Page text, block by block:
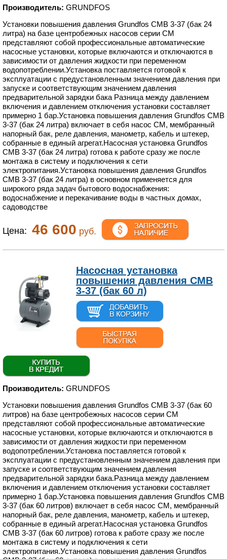
Производитель: GRUNDFOS
Установки повышения давления Grundfos CMB 3-37 (бак 24
литра) на базе центробежных насосов серии CM
представляют собой профессиональные автоматические
насосные установки, которые включаются и отключаются в
зависимости от давления жидкости при переменном
водопотреблении.Установка поставляется готовой к
эксплуатации с предустановленным значением давления при
запуске и соответствующим значением давления
предварительной зарядки бака Разница между давлением
включения и давлением отключения установки составляет
примерно 1 бар.Установка повышения давления Grundfos CMB
3-37 (бак 24 литра) включает в себя насос CM, мембранный
напорный бак, реле давления, манометр, кабель и штекер,
собранные в единый агрегат.Насосная установка Grundfos
CMB 3-37 (бак 24 литра) готова к работе сразу же после
монтажа в систему и подключения к сети
электропитания.Установка повышения давления Grundfos
CMB 3-37 (бак 24 литра) в основном применяется для
широкого ряда задач бытового водоснабжения:
водоснабжение и перекачивание воды в частных домах,
садоводстве
Цена: 46 600 руб.
Насосная установка
повышения давления CMB
3-37 (бак 60 л)
Производитель: GRUNDFOS
Установки повышения давления Grundfos CMB 3-37 (бак 60
литров) на базе центробежных насосов серии CM
представляют собой профессиональные автоматические
насосные установки, которые включаются и отключаются в
зависимости от давления жидкости при переменном
водопотреблении.Установка поставляется готовой к
эксплуатации с предустановленным значением давления при
запуске и соответствующим значением давления
предварительной зарядки бака.Разница между давлением
включения и давлением отключения установки составляет
примерно 1 бар.Установка повышения давления Grundfos CMB
3-37 (бак 60 литров) включает в себя насос CM, мембранный
напорный бак, реле давления, манометр, кабель и штекер,
собранные в единый агрегат.Насосная установка Grundfos
CMB 3-37 (бак 60 литров) готова к работе сразу же после
монтажа в систему и подключения к сети
электропитания.Установка повышения давления Grundfos